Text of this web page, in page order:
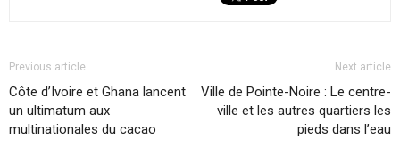
Previous article
Côte d’Ivoire et Ghana lancent
un ultimatum aux
multinationales du cacao
Next article
Ville de Pointe-Noire : Le centre-
ville et les autres quartiers les
pieds dans l’eau